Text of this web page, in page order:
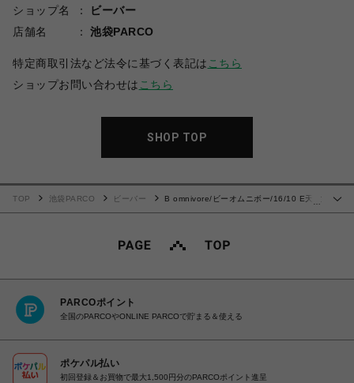
ショップ名
ビーバー
店舗名
池袋PARCO
特定商取引法など法令に基づく表記は こちら
ショップお問い合わせは こちら
SHOP TOP
TOP 池袋PARCO ビーバー
B omnivore/ビーオムニボー/16/10 E天竺
PARCOポイント
全国のPARCOやONLINE PARCOで貯まる＆使える
ポケパル払い
初回登録＆お買物で最大1,500円分のPARCOポイント進呈